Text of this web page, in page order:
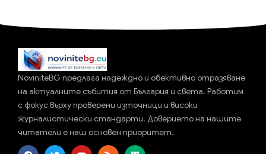
NoviniteBG предлага надеждно и обективно отразяване
на актуалните събития от България и света. Работим
с фокус върху проверени източници и високи
журналистически стандарти. Доверието на нашите
читатели е наш основен приоритет.